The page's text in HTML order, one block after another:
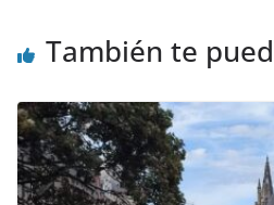
También te